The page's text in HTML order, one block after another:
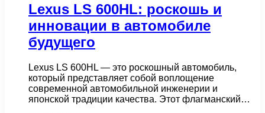
Lexus LS 600HL: роскошь и
инновации в автомобиле
будущего
Lexus LS 600HL — это роскошный автомобиль,
который представляет собой воплощение
современной автомобильной инженерии и
японской традиции качества. Этот флагманский…